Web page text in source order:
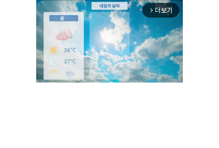
arrow_forward_ios 더보기